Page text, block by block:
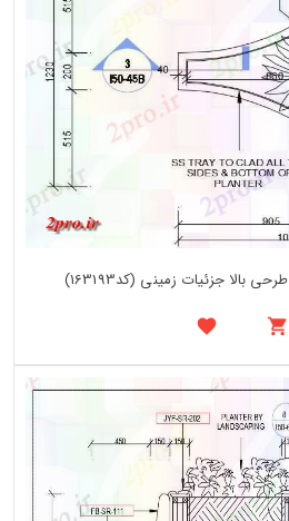
بالا جزئیات زمینی (کد163193)